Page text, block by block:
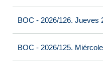
BOC - 2026/126. Jueves
BOC - 2026/125.